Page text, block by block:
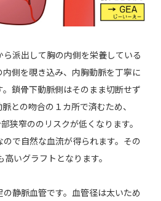
派出して胸の内側を栄養している
側を覗き込み、内胸動脈を丁寧に
鎖骨下動脈側はそのまま切断せず
との吻合の１カ所で済むため、
狭窄ののリスクが低くなります。
で自然な血流が得られます。その
いグラフトとなります。
静脈血管です。血管径は太いため